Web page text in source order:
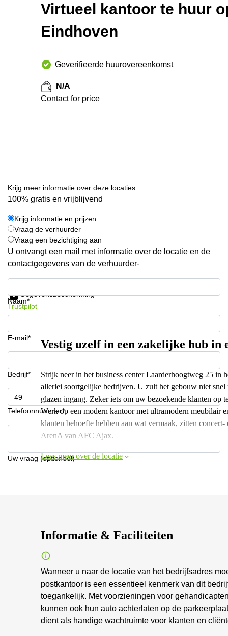
Virtueel kantoor te huur
Eindhoven
Geverifieerde huurovereenkomst
N/A
Contact for price
Krijg meer informatie over deze locaties
100% gratis en vrijblijvend
Krijg informatie en prijzen
Vraag de verhuurder
Vraag een bezichtiging aan
U ontvangt een mail met informatie over de locatie en de
contactgegevens van de verhuurder-
Naam*
E-mail*
Bedrijf*
Telefoonnummer*
Uw vraag (optioneel)
Gegevensbescherming
Trustpilot
Vestig uzelf in een zakelijke hub in
Strijk neer in het business center Laarderhoogtweg 25 in
allerlei soortgelijke bedrijven. U zult het gebouw niet
glazen ingang. Zeker iets om uw bezoekende klanten op
Werk op een modern kantoor met ultramodern meubilair
klanten behoefte hebben aan wat vermaak, zitten
ArenA van AFC Ajax.
Lees meer over de locatie
Informatie & Faciliteiten
Wanneer u naar de locatie van het bedrijfsadres
postkantoor is een essentieel kenmerk van dit
toegankelijk. Met voorzieningen voor
kunnen ook hun auto achterlaten op de
dient als handige wachtruimte voor klanten en